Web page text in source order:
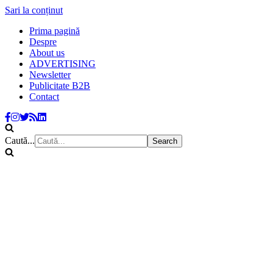
Sari la conținut
Prima pagină
Despre
About us
ADVERTISING
Newsletter
Publicitate B2B
Contact
Caută...